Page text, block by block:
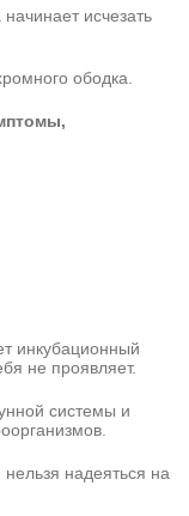
исчезать
ободка.
инкубационный
не проявляет.
системы и
надеяться на